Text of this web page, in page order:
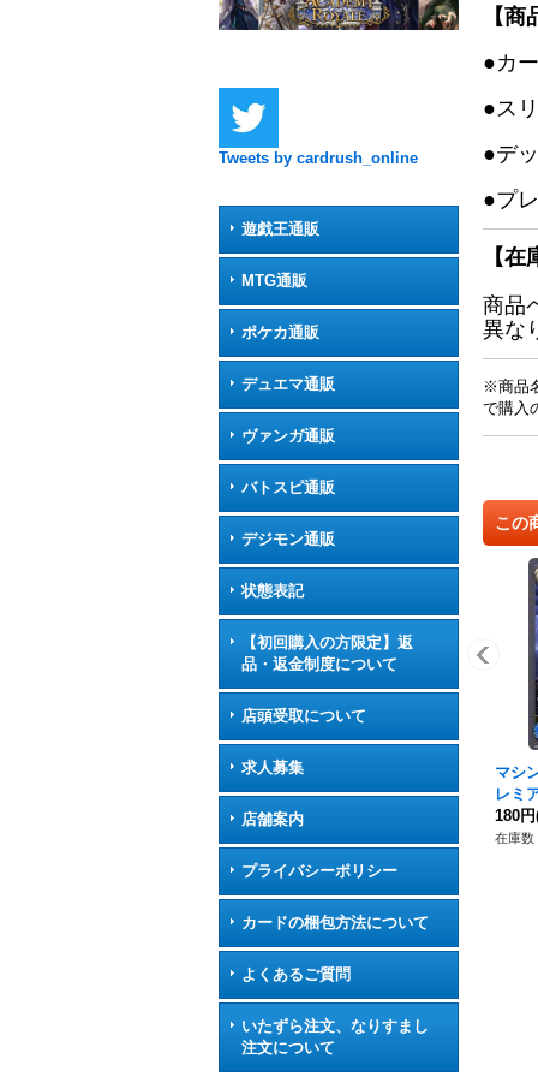
Tweets by cardrush_online
遊戯王通販
MTG通販
ポケカ通販
デュエマ通販
ヴァンガ通販
バトスピ通販
デジモン通販
状態表記
【初回購入の方限定】返
品・返金制度について
店頭受取について
求人募集
店舗案内
プライバシーポリシー
カードの梱包方法について
よくあるご質問
いたずら注文、なりすまし
注文について
【
●カ
●ス
●デ
●プ
【
商品
異な
※商品
で購入
この
マシ
レミ
ショ
180円
在庫数